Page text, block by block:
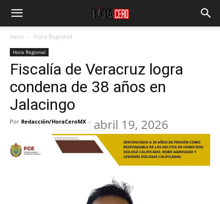
Inicio Hora Regional
Hora Regional
Fiscalía de Veracruz logra
condena de 38 años en
Jalacingo
Por Redacción/HoraCeroMX - abril 19, 2026